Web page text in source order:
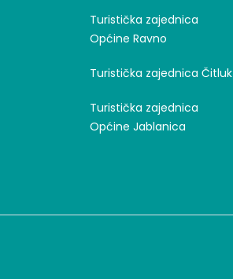
Turistička zajednica
Općine Ravno
Turistička zajednica Čitluk
Turistička zajednica
Općine Jablanica